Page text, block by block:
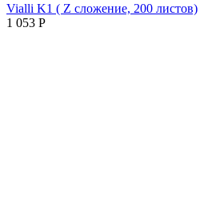
Vialli K1 ( Z сложение, 200 листов)
1 053 Р